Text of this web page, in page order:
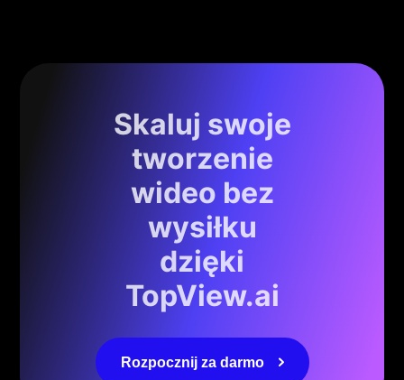
Skaluj swoje
tworzenie
wideo bez
wysiłku
dzięki
TopView.ai
Rozpocznij za darmo